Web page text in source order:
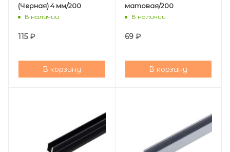
(Черная) 4 мм/200
В наличии
115₽
В корзину
матовая/200
В наличии
69₽
В корзину